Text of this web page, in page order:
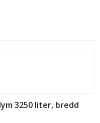
3250 liter, bredd